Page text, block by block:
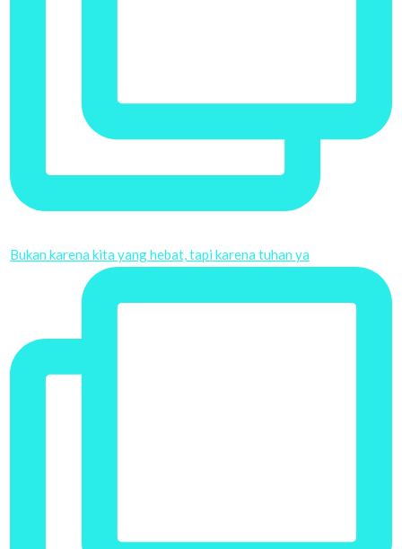
Bukan karena kita yang hebat, tapi karena tuhan ya